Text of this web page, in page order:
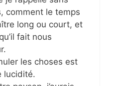
comment le temps
long ou court, et
fait nous
les choses est
lucidité.